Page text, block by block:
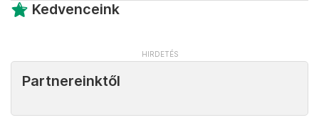
Kedvenceink
Partnereinktől